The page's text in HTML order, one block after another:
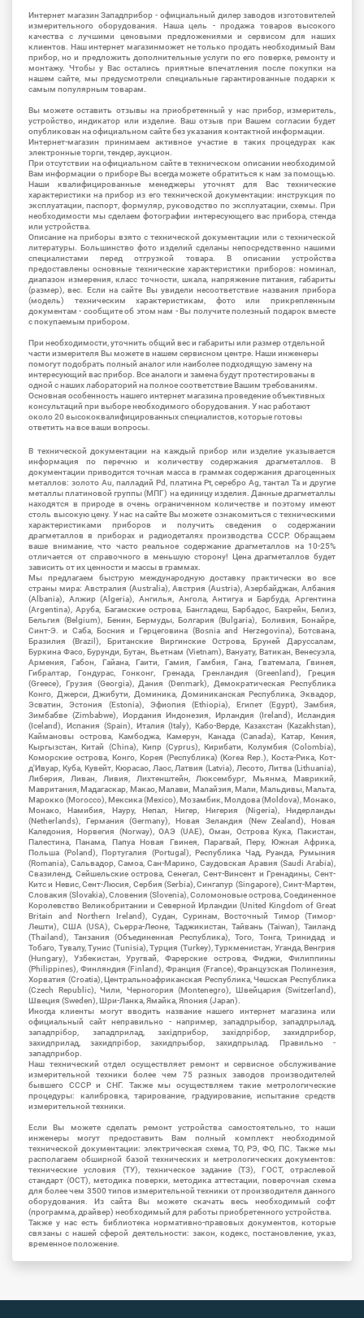
Интернет магазин Западприбор - официальный дилер заводов изготовителей
измерительного оборудования. Наша цель - продажа товаров высокого
качества с лучшими ценовыми предложениями и сервисом для наших
клиентов. Наш интернет магазинможет не только продать необходимый Вам
прибор, но и предложить дополнительные услуги по его поверке, ремонту и
монтажу. Чтобы у Вас остались приятные впечатления после покупки на
нашем сайте, мы предусмотрели специальные гарантированные подарки к
самым популярным товарам.
Вы можете оставить отзывы на приобретенный у нас прибор, измеритель,
устройство, индикатор или изделие. Ваш отзыв при Вашем согласии будет
опубликован на официальном сайте без указания контактной информации.
Интернет-магазин принимаем активное участие в таких процедурах как
электронные торги, тендер, аукцион.
При отсутствии на официальном сайте в техническом описании необходимой
Вам информации о приборе Вы всегда можете обратиться к нам за помощью.
Наши квалифицированные менеджеры уточнят для Вас технические
характеристики на прибор из его технической документации: инструкция по
эксплуатации, паспорт, формуляр, руководство по эксплуатации, схемы. При
необходимости мы сделаем фотографии интересующего вас прибора, стенда
или устройства.
Описание на приборы взято с технической документации или с технической
литературы. Большинство фото изделий сделаны непосредственно нашими
специалистами перед отгрузкой товара. В описании устройства
предоставлены основные технические характеристики приборов: номинал,
диапазон измерения, класс точности, шкала, напряжение питания, габариты
(размер), вес. Если на сайте Вы увидели несоответствие названия прибора
(модель) техническим характеристикам, фото или прикрепленным
документам - сообщите об этом нам - Вы получите полезный подарок вместе
с покупаемым прибором.
При необходимости, уточнить общий вес и габариты или размер отдельной
части измерителя Вы можете в нашем сервисном центре. Наши инженеры
помогут подобрать полный аналог или наиболее подходящую замену на
интересующий вас прибор. Все аналоги и замена будут протестированы в
одной с наших лабораторий на полное соответствие Вашим требованиям.
Основная особенность нашего интернет магазина проведение объективных
консультаций при выборе необходимого оборудования. У нас работают
около 20 высококвалифицированных специалистов, которые готовы
ответить на все ваши вопросы.
В технической документации на каждый прибор или изделие указывается
информация по перечню и количеству содержания драгметаллов. В
документации приводится точная масса в граммах содержания драгоценных
металлов: золото Au, палладий Pd, платина Pt, серебро Ag, тантал Ta и другие
металлы платиновой группы (МПГ) на единицу изделия. Данные драгметаллы
находятся в природе в очень ограниченном количестве и поэтому имеют
столь высокую цену. У нас на сайте Вы можете ознакомиться с техническими
характеристиками приборов и получить сведения о содержании
драгметаллов в приборах и радиодеталях производства СССР. Обращаем
ваше внимание, что часто реальное содержание драгметаллов на 10-25%
отличается от справочного в меньшую сторону! Цена драгметаллов будет
зависить от их ценности и массы в граммах.
Мы предлагаем быструю международную доставку практически во все
страны мира: Австралия (Australia), Австрия (Austria), Азербайджан, Албания
(Albania), Алжир (Algeria), Ангилья, Ангола, Антигуа и Барбуда, Аргентина
(Argentina), Аруба, Багамские острова, Бангладеш, Барбадос, Бахрейн, Белиз,
Бельгия (Belgium), Бенин, Бермуды, Болгария (Bulgaria), Боливия, Бонайре,
Синт-Э. и Саба, Босния и Герцеговина (Bosnia and Herzegovina), Ботсвана,
Бразилия (Brazil), Британские Виргинские Острова, Бруней Даруссалам,
Буркина Фасо, Бурунди, Бутан, Вьетнам (Vietnam), Вануату, Ватикан, Венесуэла,
Армения, Габон, Гайана, Гаити, Гамия, Гамбия, Гана, Гватемала, Гвинея,
Гибралтар, Гондурас, Гонконг, Гренада, Гренландия (Greenland), Греция
(Greece), Грузия (Georgia), Дания (Denmark), Демократическая Республика
Конго, Джерси, Джибути, Доминика, Доминиканская Республика, Эквадор,
Эсватин, Эстония (Estonia), Эфиопия (Ethiopia), Египет (Egypt), Замбия,
Зимбабве (Zimbabwe), Иордания Индонезия, Ирландия (Ireland), Исландия
(Iceland), Испания (Spain), Италия (Italy), Кабо-Верде, Казахстан (Kazakhstan),
Каймановы острова, Камбоджа, Камерун, Канада (Canada), Катар, Кения,
Кыргызстан, Китай (China), Кипр (Cyprus), Кирибати, Колумбия (Colombia),
Коморские острова, Конго, Корея (Республика) (Korea Rep.), Коста-Рика, Кот-
д'Ивуар, Куба, Кувейт, Кюрасао, Лаос, Латвия (Latvia), Лесото, Литва (Lithuania),
Либерия, Ливан, Ливия, Лихтенштейн, Люксембург, Мьянма, Маврикий,
Мавритания, Мадагаскар, Макао, Малави, Малайзия, Мали, Мальдивы, Мальта,
Марокко (Morocco), Мексика (Mexico), Мозамбик, Молдова (Moldova), Монако,
Монако, Намибия, Науру, Непал, Нигер, Нигерия (Nigeria), Нидерланды
(Netherlands), Германия (Germany), Новая Зеландия (New Zealand), Новая
Каледония, Норвегия (Norway), ОАЭ (UAE), Оман, Острова Кука, Пакистан,
Палестина, Панама, Папуа Новая Гвинея, Парагвай, Перу, Южная Африка,
Польша (Poland), Португалия (Portugal), Республика Чад, Руанда, Румыния
(Romania), Сальвадор, Самоа, Сан-Марино, Саудовская Аравия (Saudi Arabia),
Свазиленд, Сейшельские острова, Сенегал, Сент-Винсент и Гренадины, Сент-
Китс и Невис, Сент-Люсия, Сербия (Serbia), Сингапур (Singapore), Синт-Мартен,
Словакия (Slovakia), Словения (Slovenia), Соломоновые острова, Соединенное
Королевство Великобритании и Северной Ирландии (United Kingdom of Great
Britain and Northern Ireland), Судан, Суринам, Восточный Тимор (Тимор-
Лешти), США (USA), Сьерра-Леоне, Таджикистан, Тайвань (Taiwan), Таиланд
(Thailand), Танзания (Объединенная Республика), Того, Тонга, Тринидад и
Тобаго, Тувалу, Тунис (Tunisia), Турция (Turkey), Туркменистан, Уганда, Венгрия
(Hungary), Узбекистан, Уругвай, Фарерские острова, Фиджи, Филиппины
(Philippines), Финляндия (Finland), Франция (France), Французская Полинезия,
Хорватия (Croatia), Центральноафриканская Республика, Чешская Республика
(Czech Republic), Чили, Черногория (Montenegro), Швейцария (Switzerland),
Швеция (Sweden), Шри-Ланка, Ямайка, Япония (Japan).
Иногда клиенты могут вводить название нашего интернет магазина или
официальный сайт неправильно - например, западпрыбор, западпрылад,
западпрібор, западприлад, західприбор, західпрібор, захидприбор,
захидприлад, захидпрібор, захидпрыбор, захидпрылад. Правильно -
западприбор.
Наш технический отдел осуществляет ремонт и сервисное обслуживание
измерительной техники более чем 75 разных заводов производителей
бывшего СССР и СНГ. Также мы осуществляем такие метрологические
процедуры: калибровка, тарирование, градуирование, испытание средств
измерительной техники.
Если Вы можете сделать ремонт устройства самостоятельно, то наши
инженеры могут предоставить Вам полный комплект необходимой
технической документации: электрическая схема, ТО, РЭ, ФО, ПС. Также мы
располагаем обширной базой технических и метрологических документов:
технические условия (ТУ), техническое задание (ТЗ), ГОСТ, отраслевой
стандарт (ОСТ), методика поверки, методика аттестации, поверочная схема
для более чем 3500 типов измерительной техники от производителя данного
оборудования. Из сайта Вы можете скачать весь необходимый софт
(программа, драйвер) необходимый для работы приобретенного устройства.
Также у нас есть библиотека нормативно-правовых документов, которые
связаны с нашей сферой деятельности: закон, кодекс, постановление, указ,
временное положение.